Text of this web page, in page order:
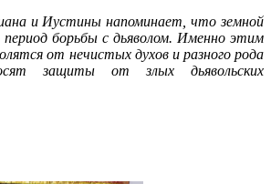
и Иустины напоминает, что земной
период борьбы с дьяволом. Именно этим
от нечистых духов и разного рода
защиты от злых дьявольских